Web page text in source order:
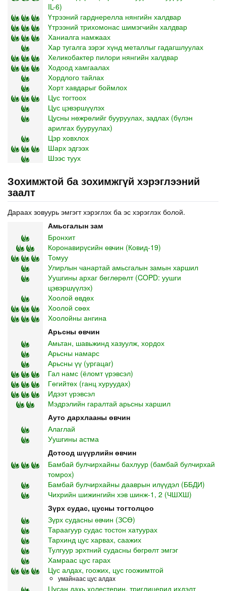
IL-6)
Үтрээний гарднерелла нянгийн халдвар
Үтрээний трихомонас шимэгчийн халдвар
Ханиалга намжаах
Хар тугалга зэрэг хүнд металлыг гадагшлуулах
Хеликобактер пилори нянгийн халдвар
Ходоод хамгаалах
Хордлого тайлах
Хорт хавдарыг боймлох
Цус тогтоох
Цус цэвэршүүлэх
Цусны нөжрөлийг бууруулах, задлах (бүлэн
арилгах бууруулах)
Цэр ховхлох
Шарх эдгээх
Шээс туух
Зохимжтой ба зохимжгүй хэрэглээний
заалт
Дараах зовуурь эмгэгт хэрэглэх ба эс хэрэглэх болой.
Амьсгалын зам
Бронхит
Коронавирүсийн өвчин (Ковид-19)
Томуу
Улирлын чанартай амьсгалын замын харшил
Уушгины архаг бөглөрөлт (COPD: уушги
цэвэршүүлэх)
Хоолой өвдөх
Хоолой сөөх
Хоолойны ангина
Арьсны өвчин
Амьтан, шавьжинд хазуулж, хордох
Арьсны намарс
Арьсны үү (ургацаг)
Гал намс (ёломт үрэвсэл)
Гөгийтөх (ганц хуруудах)
Идээт үрэвсэл
Мэдрэлийн гаралтай арьсны харшил
Ауто дархлааны өвчин
Алаглай
Уушгины астма
Дотоод шүүрлийн өвчин
Бамбай булчирхайны бахлуур (бамбай булчирхай
томрох)
Бамбай булчирхайны дааврын илүүдэл (ББДИ)
Чихрийн шижингийн хэв шинж-1, 2 (ЧШХШ)
Зүрх судас, цусны тогтолцоо
Зүрх судасны өвчин (ЗСӨ)
Тараагуур судас тостон хатуурах
Тархинд цус харвах, саажих
Тулгуур эрхтний судасны бөгрөлт эмгэг
Хамраас цус гарах
Цус алдах, гоожих, цус гоожимтгой
умайнаас цус алдах
Цусан дахь холестерин, триглицерид ихдэлт